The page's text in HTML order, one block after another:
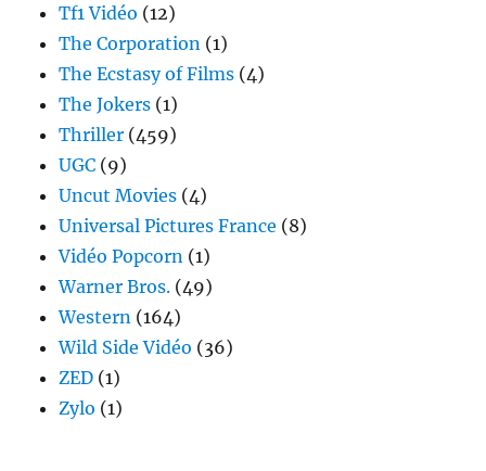
Tf1 Vidéo (12)
The Corporation (1)
The Ecstasy of Films (4)
The Jokers (1)
Thriller (459)
UGC (9)
Uncut Movies (4)
Universal Pictures France (8)
Vidéo Popcorn (1)
Warner Bros. (49)
Western (164)
Wild Side Vidéo (36)
ZED (1)
Zylo (1)